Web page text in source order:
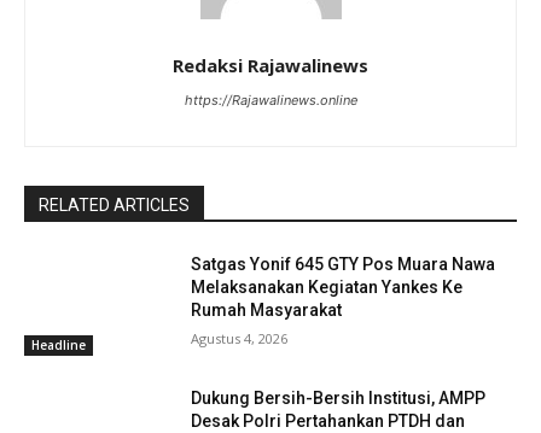
Redaksi Rajawalinews
https://Rajawalinews.online
RELATED ARTICLES
Headline
Satgas Yonif 645 GTY Pos Muara Nawa
Melaksanakan Kegiatan Yankes Ke
Rumah Masyarakat
Agustus 4, 2026
Dukung Bersih-Bersih Institusi, AMPP
Desak Polri Pertahankan PTDH dan